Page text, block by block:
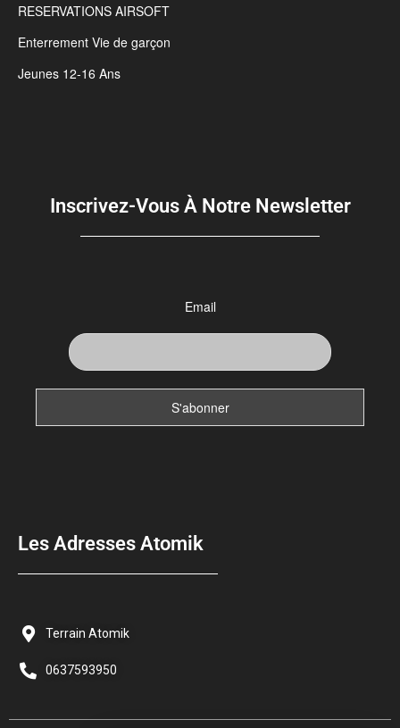
RESERVATIONS AIRSOFT
Enterrement Vie de garçon
Jeunes 12-16 Ans
Inscrivez-Vous À Notre Newsletter
Email
Les Adresses Atomik
Terrain Atomik
0637593950